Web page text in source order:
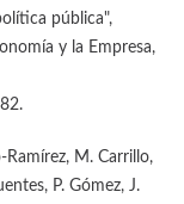
pública",
y la Empresa,
Ramírez, M. Carrillo,
P. Gómez, J.